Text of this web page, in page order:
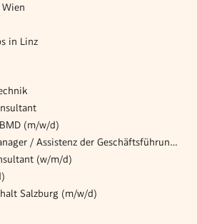
in Linz
(m/w/d)
Executive Operations Manager / Assistenz der Geschäftsführung (w/m/d)
(w/m/d)
Salzburg (m/w/d)